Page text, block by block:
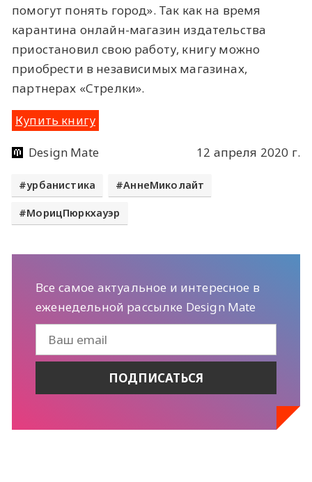
помогут понять город». Так как на время
карантина онлайн-магазин издательства
приостановил свою работу, книгу можно
приобрести в независимых магазинах,
партнерах «Стрелки».
Купить книгу
Design Mate
12 апреля 2020 г.
урбанистика АннеМиколайт
МорицПюркхауэр
Все самое актуальное и интересное в
еженедельной рассылке Design Mate